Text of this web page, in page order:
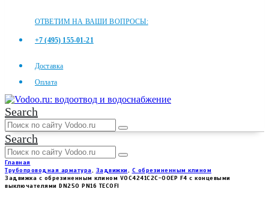
ОТВЕТИМ НА ВАШИ ВОПРОСЫ:
+7 (495) 155-01-21
Доставка
Оплата
Search
Search
Главная
Трубопроводная арматура, Задвижки, С обрезиненным клином
Задвижка с обрезиненным клином VOC4241C2C-00EP F4 с концевыми
выключателями DN250 PN16 TECOFI